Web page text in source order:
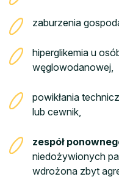
zaburzenia
hiperglikemia u
węglowodanowej,
powikłania
lub cewnik,
zespół
niedożywionych
wdrożona zbyt